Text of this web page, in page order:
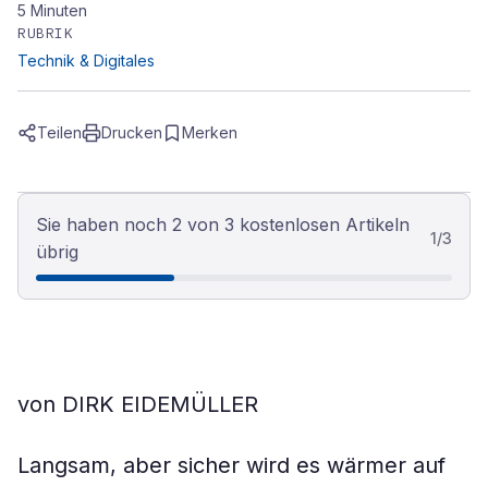
5 Minuten
RUBRIK
Technik & Digitales
Teilen Drucken Merken
Sie haben noch 2 von 3 kostenlosen Artikeln
übrig
1/3
von DIRK EIDEMÜLLER
Langsam, aber sicher wird es wärmer auf